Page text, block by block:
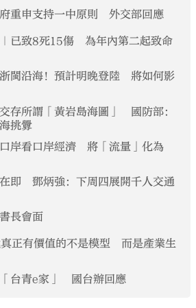
重申支持一中原則 外交部回應
已致8死15傷 為年內第二起致命
浙閩沿海！預計明晚登陸 將如何影
存所謂「黃岩島海圖」 國防部：
挑釁
岸看口岸經濟 將「流量」化為
即 鄧炳強：下周四展開千人交通
長會面
正有價值的不是模型 而是產業生
台青e家」 國台辦回應